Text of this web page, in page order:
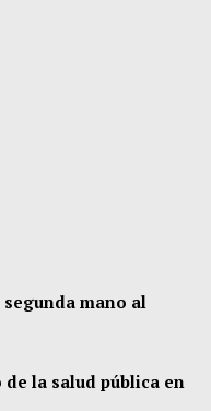
mano al
la salud pública en